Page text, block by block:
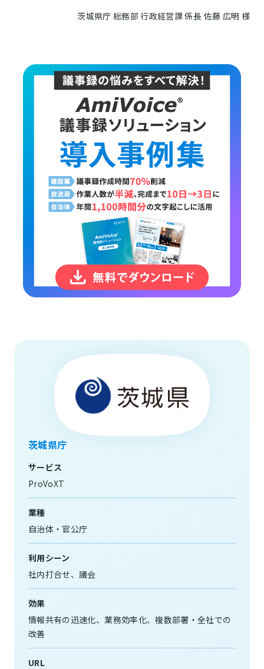
茨城県庁 総務部 行政経営課 係長 佐藤 広明 様
茨城県庁
サービス
ProVoXT
業種
自治体・官公庁
利用シーン
社内打合せ
議会
効果
情報共有の迅速化
業務効率化
複数部署・全社での
改善
URL